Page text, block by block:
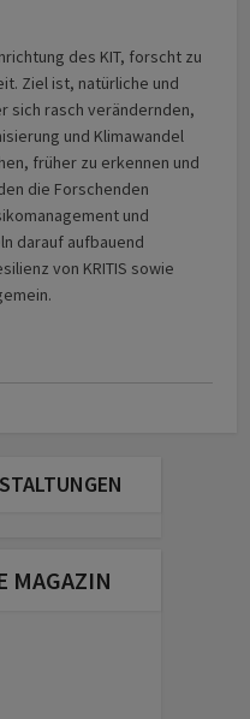
des KIT, forscht zu
Ziel ist, natürliche und
sich rasch verändernden,
und Klimawandel
früher zu erkennen und
die Forschenden
und
darauf aufbauend
von KRITIS sowie
MAGAZIN